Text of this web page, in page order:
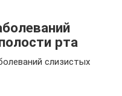
рта
слизистых